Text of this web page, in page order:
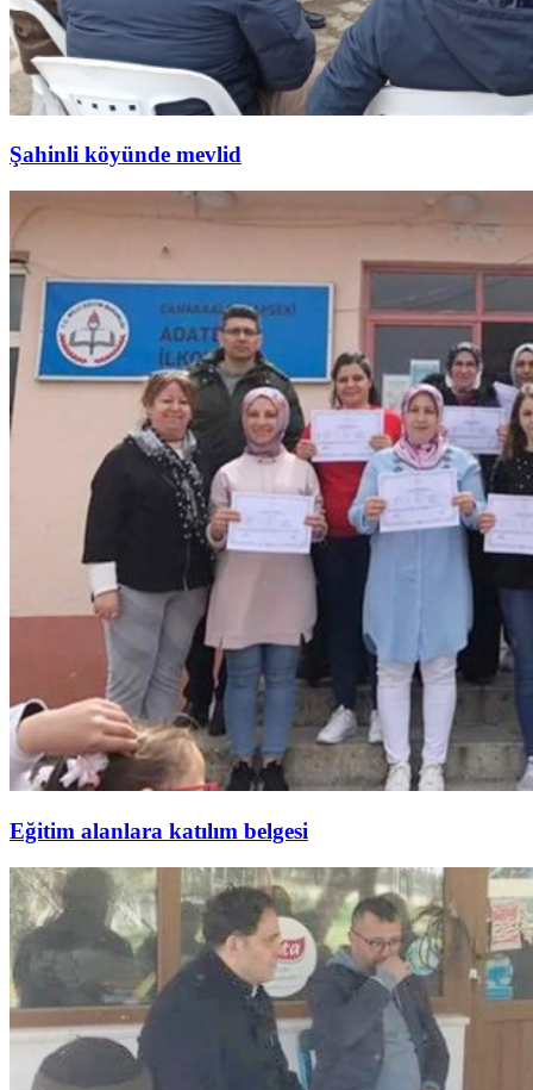
Şahinli köyünde mevlid
Eğitim alanlara katılım belgesi